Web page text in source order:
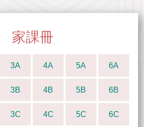
家課冊
3A 4A 5A 6A
3B 4B 5B 6B
3C 4C 5C 6C